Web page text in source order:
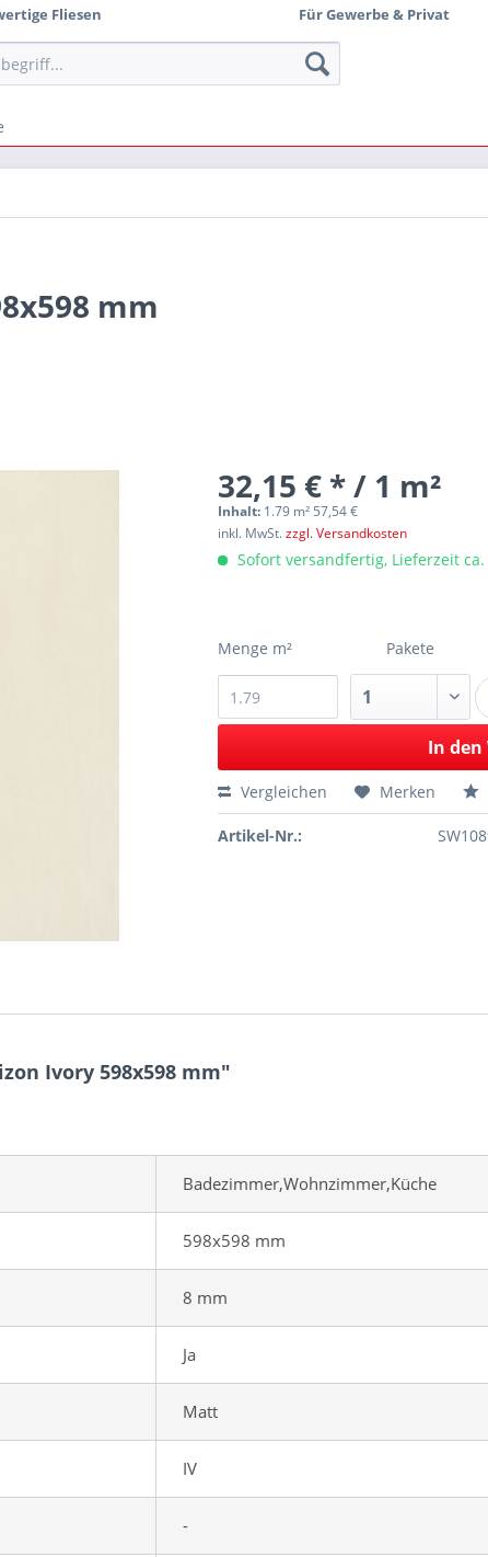
Fliesen Für Gewerbe & Privat
mm
32,15 € * / 1 m²
Inhalt: 1.79 m² 57,54 €
inkl. MwSt.zzgl. Versandkosten
Sofort versandfertig, Lieferzeit ca.
Menge m² Pakete
In den
Vergleichen Merken
Artikel-Nr.:
Ivory 598x598 mm"
Badezimmer,Wohnzimmer,Küche
598x598 mm
8 mm
Ja
Matt
IV
-